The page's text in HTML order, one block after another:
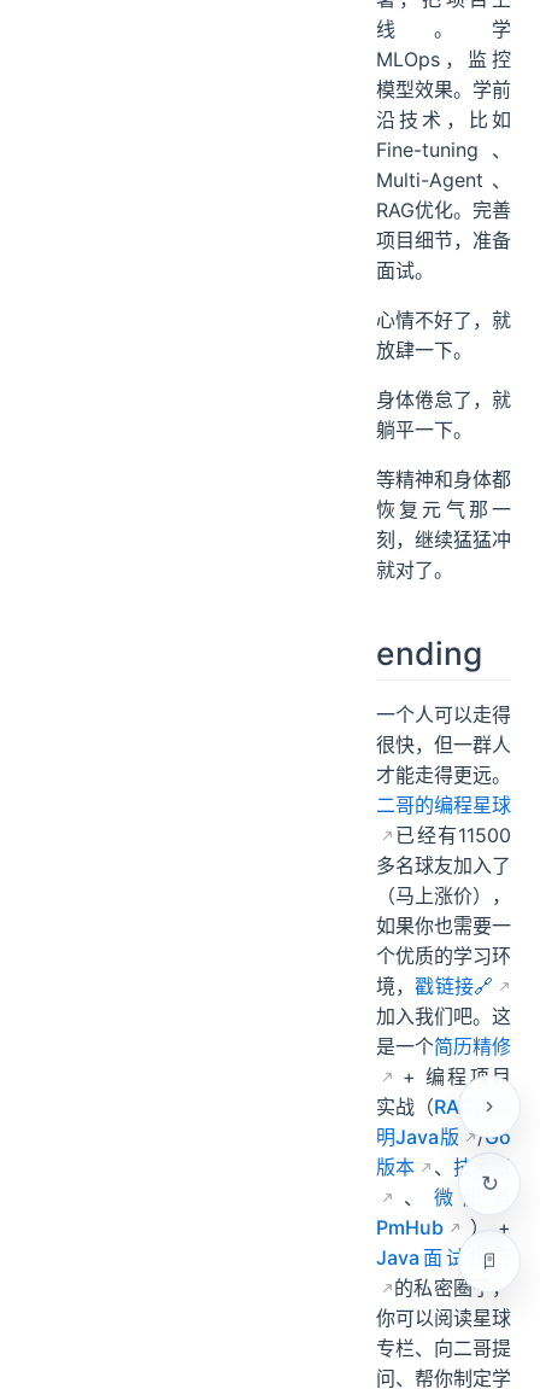
化。学模型部
署，把项目上
线。学
MLOps，监控
模型效果。学前
沿技术，比如
Fine-tuning、
Multi-Agent、
RAG优化。完善
项目细节，准备
面试。
心情不好了，就
放肆一下。
身体倦怠了，就
躺平一下。
等精神和身体都
恢复元气那一
刻，继续猛猛冲
ending
一个人可以走得
很快，但一群人
才能走得更远。
二哥的编程星球
已经有11500
多名球友加入了
（马上涨价），
如果你也需要一
个优质的学习环
境，戳链接🔗
加入我们吧。这
是一个简历精修
+ 编程项目
实战（RAG派聪
明Java版
/Go
版本
、技术派
、微服务
PmHub
）+
Java面试指南
的私密圈子，
你可以阅读星球